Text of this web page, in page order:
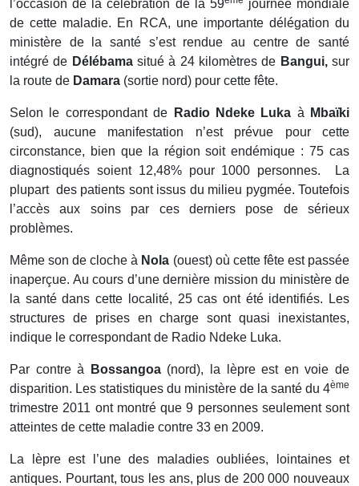
l’occasion de la célébration de la 59
journée mondiale
de cette maladie. En RCA, une importante délégation du
ministère de la santé s’est rendue au centre de santé
intégré de Délébamasitué à 24 kilomètres de Bangui,sur
la route de Damara (sortie nord) pour cette fête.
Selon le correspondant de Radio Ndeke Luka à
Mbaïki
(sud), aucune manifestation n’est prévue pour cette
circonstance, bien que la région soit endémique : 75 cas
diagnostiqués soient 12,48% pour 1000 personnes. La
plupart des patients sont issus du milieu pygmée. Toutefois
l’accès aux soins par ces derniers pose de sérieux
problèmes.
Même son de cloche à Nola (ouest) où cette fête est passée
inaperçue. Au cours d’une dernière mission du ministère de
la santé dans cette localité, 25 cas ont été identifiés. Les
structures de prises en charge sont quasi inexistantes,
indique le correspondant de Radio Ndeke Luka.
Par contre à Bossangoa(nord), la lèpre est en voie de
disparition. Les statistiques du ministère de la santé du 4ème
trimestre 2011 ont montré que 9 personnes seulement sont
atteintes de cette maladie contre 33 en 2009.
La lèpre est l’une des maladies oubliées, lointaines et
antiques. Pourtant, tous les ans, plus de 200 000 nouveaux